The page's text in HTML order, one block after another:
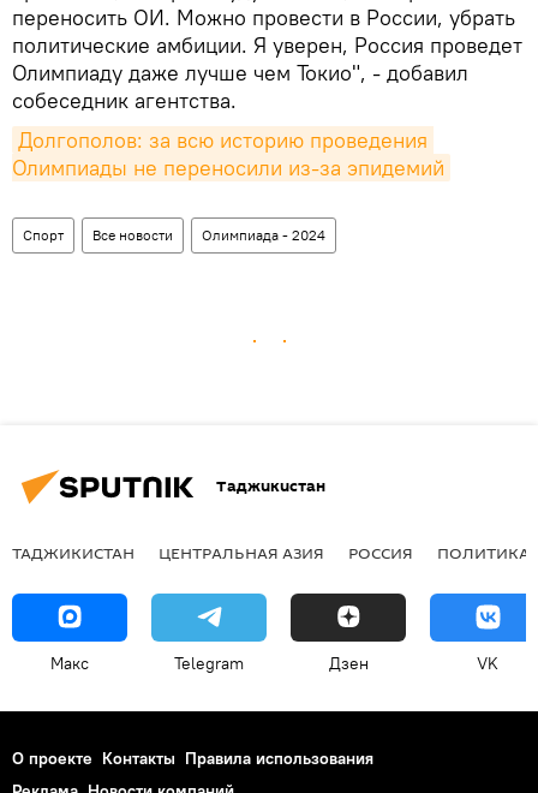
переносить ОИ. Можно провести в России, убрать
политические амбиции. Я уверен, Россия проведет
Олимпиаду даже лучше чем Токио", - добавил
собеседник агентства.
Долгополов: за всю историю проведения
Олимпиады не переносили из-за эпидемий
Спорт Все новости Олимпиада - 2024
Таджикистан
ТАДЖИКИСТАН ЦЕНТРАЛЬНАЯ АЗИЯ РОССИЯ ПОЛИТИКА
Макс Telegram Дзен VK
О проекте Контакты Правила использования